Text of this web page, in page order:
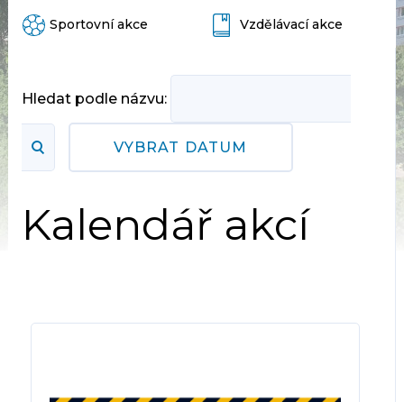
Hledat podle názvu:
VYBRAT DATUM
Kalendář akcí
Sportovní akce Vzdělávací akce